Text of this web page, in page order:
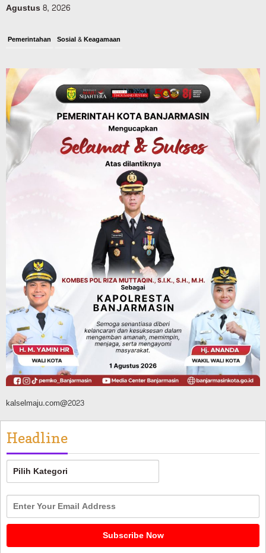
Agustus 8, 2026
Pemerintahan Sosial & Keagamaan
Digital, Target 30 Persen IKD Masih
Jauh, Komisi II DPR Turun Tangan
Agustus 7, 2026
Dinas PUPR Kalsel Headline Pembangunan
Jalan Veteran Km 5,5 Sungai Lulut
Dibuka Pasca Retak dan Amblas,
Angkutan Bertonase 6 Ton Lebih Tak
Diperbolehkan Melintas
Headline
Panaskan Kembali Arena Panjat Tebing,
FPTI Banjarmasin Siapkan Sirkuit se-
Kalsel
Agustus 8, 2026
kalselmaju.com@2023
Headline
Headline